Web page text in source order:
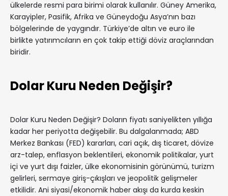
ülkelerde resmi para birimi olarak kullanılır. Güney Amerika,
Karayipler, Pasifik, Afrika ve Güneydoğu Asya’nın bazı
bölgelerinde de yaygındır. Türkiye’de altın ve euro ile
birlikte yatırımcıların en çok takip ettiği döviz araçlarından
biridir.
Dolar Kuru Neden Değişir?
Dolar Kuru Neden Değişir? Doların fiyatı saniyelikten yıllığa
kadar her periyotta değişebilir. Bu dalgalanmada; ABD
Merkez Bankası (FED) kararları, cari açık, dış ticaret, dövize
arz-talep, enflasyon beklentileri, ekonomik politikalar, yurt
içi ve yurt dışı faizler, ülke ekonomisinin görünümü, turizm
gelirleri, sermaye giriş-çıkışları ve jeopolitik gelişmeler
etkilidir. Ani siyasi/ekonomik haber akışı da kurda keskin